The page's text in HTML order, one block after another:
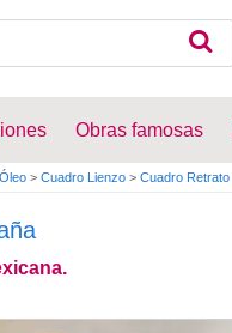
Obras famosas
> Cuadro Lienzo > Cuadro Retrato